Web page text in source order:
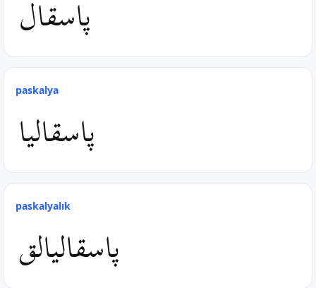
پاسقال
paskalya
پاسقالیا
paskalyalık
پاسقالیالق